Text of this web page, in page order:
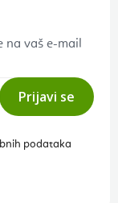
na vaš e-mail
Prijavi se
podataka